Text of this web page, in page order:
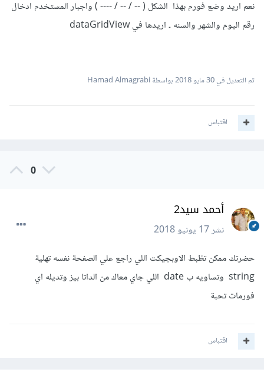
نعم اريد وضع فورم بهذا الشكل ( -- / -- / ---- ) واجبار المستخدم ادخال
رقم اليوم والشهر والسنه ۔ اريدها في dataGridView
تم التعديل في30 مايو 2018 بواسطة Hamad Almagrabi
اقتباس
0
أحمد سيد2
نشر17 يونيو 2018
حضرتك ممكن تظبط الاوبجيكت اللي راجع علي الصفحة نفسه تهلية
string وتساويه ب date اللي جاي معاك من الداتا بيز وتديله اي
فورمات تحبة
اقتباس